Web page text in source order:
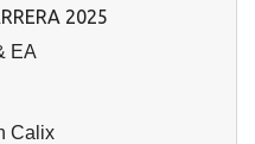
2025
EA
Calix